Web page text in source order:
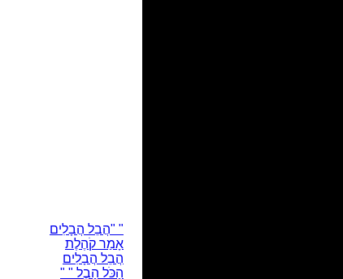
" "הֲבֵל הֲבָלִים
אָמַר קֹהֶלֶת
הֲבֵל הֲבָלִים
הַכֹּל הָבֶל " "